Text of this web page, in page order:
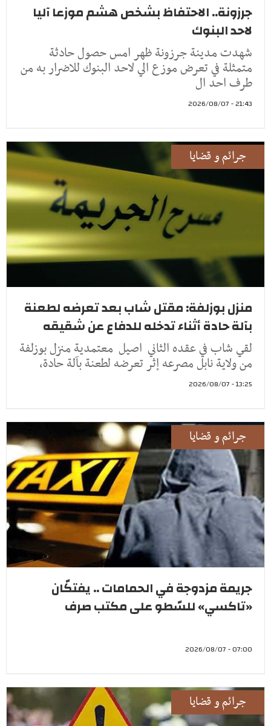
جرزونة.. الاحتفاظ بشخص هشم موزعا آليا
لاحد البنوك
شهدت مدينة جرزونة ظهر امس حصول حادثة
متمثلة في تعرض موزع الي لاحد البنوك للاضرار به من
طرف احد ال
21:43 - 2026/08/07
جرائم و قضايا
منزل بوزلفة: مقتل شاب بعد تعرضه لطعنة
بآلة حادة أثناء تدخله للدفاع عن شقيقه
لقي شاب في عقده الثاني اصيل معتمدية منزل بوزلفة
من ولاية نابل مصرعه إثر تعرضه لطعنة بآلة حادة،
13:25 - 2026/08/07
جرائم و قضايا
جريمة مزدوجة في الحمامات .. يفتكّان
«تاكسي» للسّطو على مكتب صرف
07:00 - 2026/08/07
جرائم و قضايا